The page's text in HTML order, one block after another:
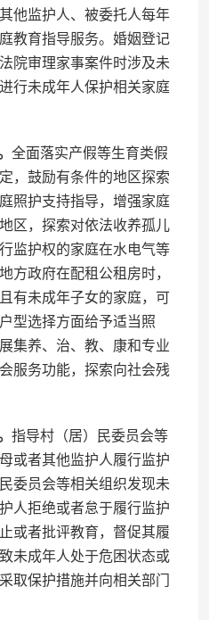
他监护人、被委托人每年
教育指导服务。婚姻登记
院审理家事案件时涉及未
行未成年人保护相关家庭
全面落实产假等生育类假
，鼓励有条件的地区探索
照护支持指导，增强家庭
区，探索对依法收养孤儿
监护权的家庭在水电气等
方政府在配租公租房时，
有未成年子女的家庭，可
型选择方面给予适当照
集养、治、教、康和专业
服务功能，探索向社会残
指导村（居）民委员会等
或者其他监护人履行监护
委员会等相关组织发现未
人拒绝或者怠于履行监护
或者批评教育，督促其履
未成年人处于危困状态或
取保护措施并向相关部门